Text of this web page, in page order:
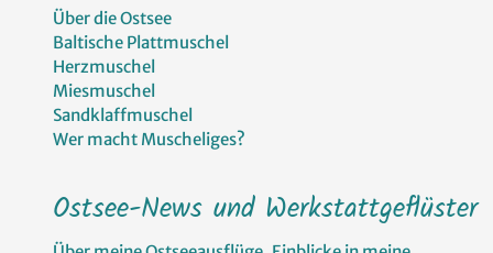
Über die Ostsee
Baltische Plattmuschel
Herzmuschel
Miesmuschel
Sandklaffmuschel
Wer macht Muscheliges?
Ostsee-News und Werkstattgeflüster